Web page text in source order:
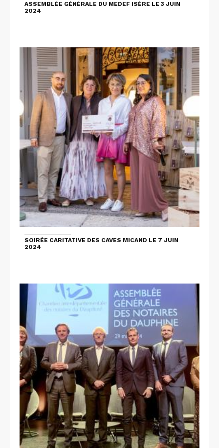
ASSEMBLÉE GÉNÉRALE DU MEDEF ISÈRE LE 3 JUIN
2024
SOIRÉE CARITATIVE DES CAVES MICAND LE 7 JUIN
2024